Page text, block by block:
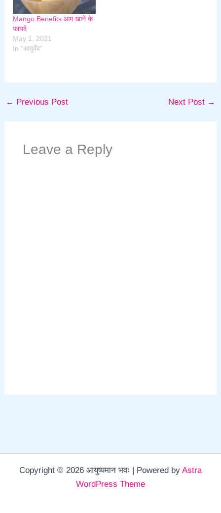
Mango Benefits आम खाने के
फायदे
May 1, 2021
In "आयुर्वेद"
← Previous Post Next Post →
Leave a Reply
Copyright © 2026 आयुष्यमान भवः | Powered by Astra
WordPress Theme